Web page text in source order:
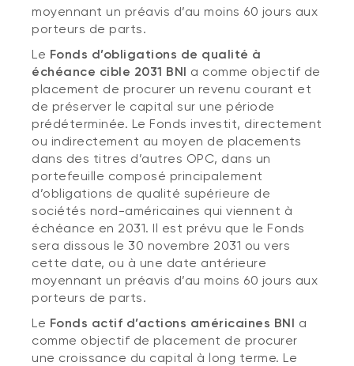
moyennant un préavis d’au moins 60 jours aux
porteurs de parts.
Le Fonds d’obligations de qualité à
échéance cible 2031 BNI a comme objectif de
placement de procurer un revenu courant et
de préserver le capital sur une période
prédéterminée. Le Fonds investit, directement
ou indirectement au moyen de placements
dans des titres d’autres OPC, dans un
portefeuille composé principalement
d’obligations de qualité supérieure de
sociétés nord-américaines qui viennent à
échéance en 2031. Il est prévu que le Fonds
sera dissous le 30 novembre 2031 ou vers
cette date, ou à une date antérieure
moyennant un préavis d’au moins 60 jours aux
porteurs de parts.
Le Fonds actif d’actions américaines BNI a
comme objectif de placement de procurer
une croissance du capital à long terme. Le